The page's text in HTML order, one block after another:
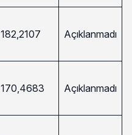
182,2107 Açıklanmadı
170,4683 Açıklanmadı